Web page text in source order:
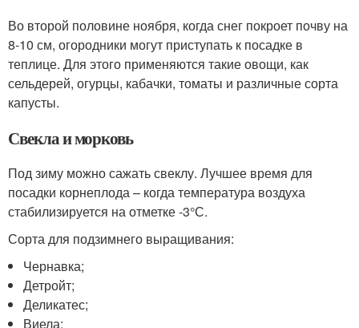
Во второй половине ноября, когда снег покроет почву на
8-10 см, огородники могут приступать к посадке в
теплице. Для этого применяются такие овощи, как
сельдерей, огурцы, кабачки, томаты и различные сорта
капусты.
Свекла и морковь
Под зиму можно сажать свеклу. Лучшее время для
посадки корнеплода – когда температура воздуха
стабилизируется на отметке -3°С.
Сорта для подзимнего выращивания:
Чернавка;
Детройт;
Деликатес;
Виела;